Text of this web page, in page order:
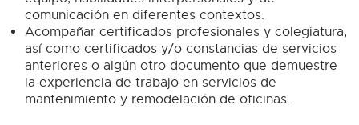
comunicación en diferentes contextos.
Acompañar certificados profesionales y colegiatura,
así como certificados y/o constancias de servicios
anteriores o algún otro documento que demuestre
la experiencia de trabajo en servicios de
mantenimiento y remodelación de oficinas.